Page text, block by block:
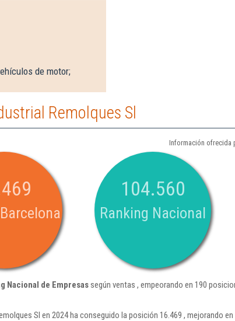
de motor;
Remolques Sl
Información ofrecida
104.560
Ranking Nacional
Nacional de Empresassegún ventas , empeorando en 190
Sl en 2024 ha conseguido la posición 16.469 , mejorando